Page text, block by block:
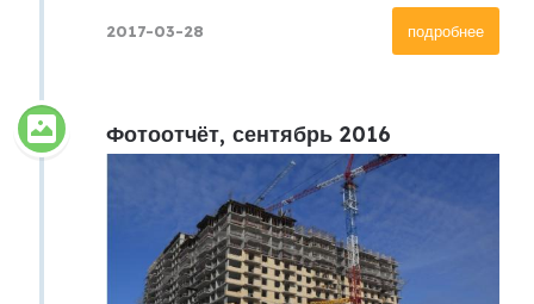
подробнее
2017-03-28
Фотоотчёт, сентябрь 2016